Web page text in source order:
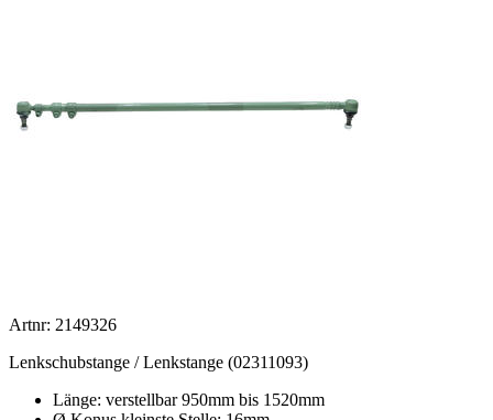
Artnr: 2149326
Lenkschubstange / Lenkstange (02311093)
Länge: verstellbar 950mm bis 1520mm